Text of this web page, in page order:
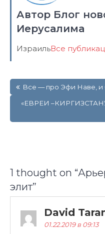
Автор Блог
Иерусалима
ИзраильВсе
по
записям
Все — про Эфи Наве,
«ЕВРЕИ
1 thought on “
элит”
David
01.22.2019 в 09:13